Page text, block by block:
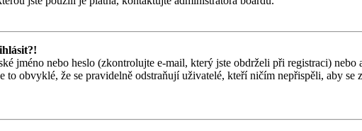
jméno nebo heslo (zkontrolujte e-mail, který jste obdrželi při registraci)
obvyklé, že se pravidelně odstraňují uživatelé, kteří ničím nepřispěli, aby se